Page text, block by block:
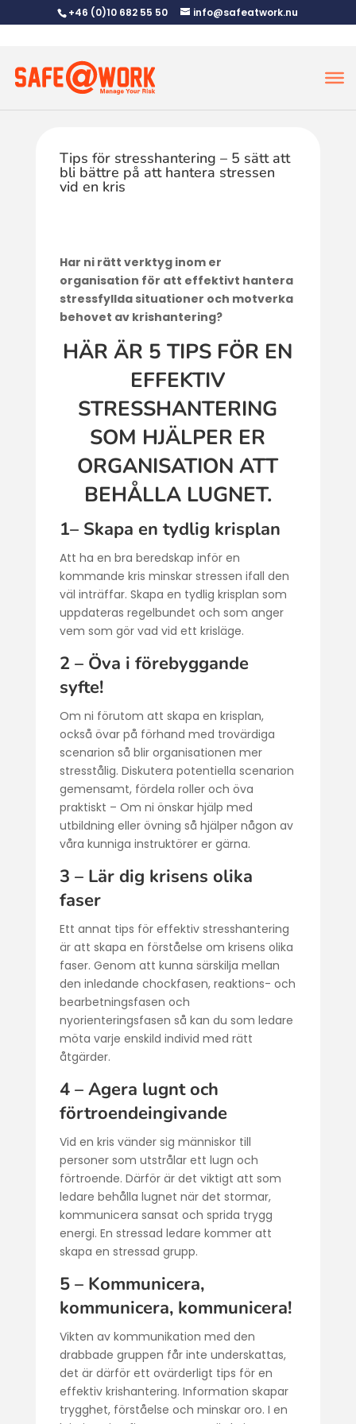
+46 (0)10 682 55 50 info@safeatwork.nu
Tips för stresshantering – 5 sätt att
bli bättre på att hantera stressen
vid en kris
Har ni rätt verktyg inom er
organisation för att effektivt hantera
stressfyllda situationer och motverka
behovet av krishantering?
HÄR ÄR 5 TIPS FÖR EN
EFFEKTIV
STRESSHANTERING
SOM HJÄLPER ER
ORGANISATION ATT
BEHÅLLA LUGNET.
1– Skapa en tydlig krisplan
Att ha en bra beredskap inför en
kommande kris minskar stressen ifall den
väl inträffar. Skapa en tydlig krisplan som
uppdateras regelbundet och som anger
vem som gör vad vid ett krisläge.
2 – Öva i förebyggande
syfte!
Om ni förutom att skapa en krisplan,
också övar på förhand med trovärdiga
scenarion så blir organisationen mer
stresstålig. Diskutera potentiella scenarion
gemensamt, fördela roller och öva
praktiskt – Om ni önskar hjälp med
utbildning eller övning så hjälper någon av
våra kunniga instruktörer er gärna.
3 – Lär dig krisens olika
faser
Ett annat tips för effektiv stresshantering
är att skapa en förståelse om krisens olika
faser. Genom att kunna särskilja mellan
den inledande chockfasen, reaktions- och
bearbetningsfasen och
nyorienteringsfasen så kan du som ledare
möta varje enskild individ med rätt
åtgärder.
4 – Agera lugnt och
förtroendeingivande
Vid en kris vänder sig människor till
personer som utstrålar ett lugn och
förtroende. Därför är det viktigt att som
ledare behålla lugnet när det stormar,
kommunicera sansat och sprida trygg
energi. En stressad ledare kommer att
skapa en stressad grupp.
5 – Kommunicera,
kommunicera, kommunicera!
Vikten av kommunikation med den
drabbade gruppen får inte underskattas,
det är därför ett ovärderligt tips för en
effektiv krishantering. Information skapar
trygghet, förståelse och minskar oro. I en